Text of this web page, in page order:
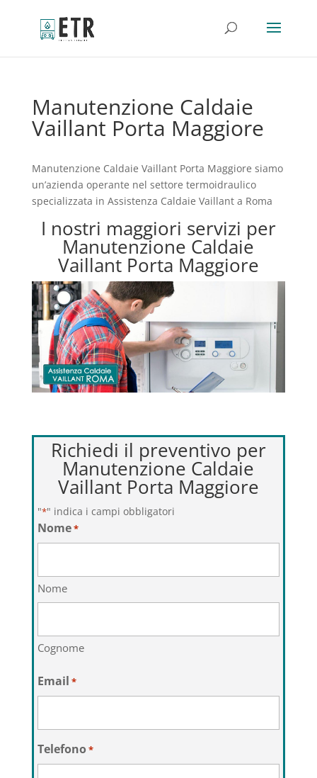
Manutenzione Caldaie
Vaillant Porta Maggiore
Manutenzione Caldaie Vaillant Porta Maggiore siamo
un’azienda operante nel settore termoidraulico
specializzata in Assistenza Caldaie Vaillant a Roma
I nostri maggiori servizi per
Manutenzione Caldaie
Vaillant Porta Maggiore
Richiedi il preventivo per
Manutenzione Caldaie
Vaillant Porta Maggiore
"*" indica i campi obbligatori
Nome*
Nome
Cognome
Email *
Telefono*